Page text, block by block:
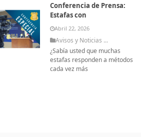
Conferencia de Prensa:
Estafas con
Abril 22, 2026
Avisos y Noticias ...
¿Sabía usted que muchas
estafas responden a métodos
cada vez más